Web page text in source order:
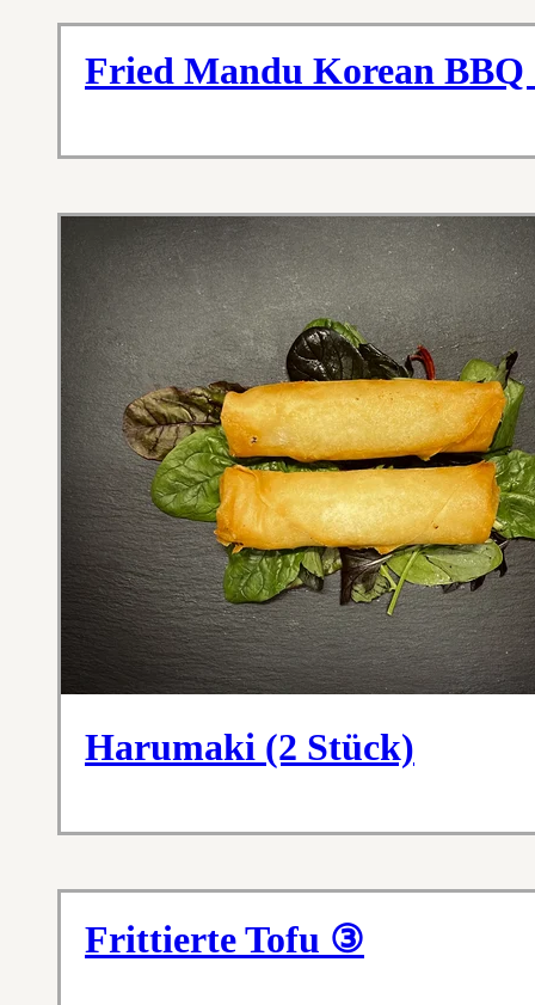
Fried Mandu Korean BBQ
Harumaki (2 Stück)
Frittierte Tofu ③